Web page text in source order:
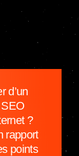
d’un
?
rapport
points